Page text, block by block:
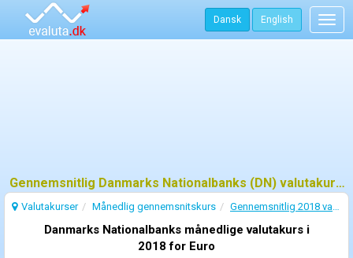
Dansk English
Gennemsnitlig Danmarks Nationalbanks (DN) valutakurs - 2018
Valutakurser Månedlig gennemsnitskurs Gennemsnitlig 2018 valutakurs
Danmarks Nationalbanks månedlige valutakurs i
2018 for Euro